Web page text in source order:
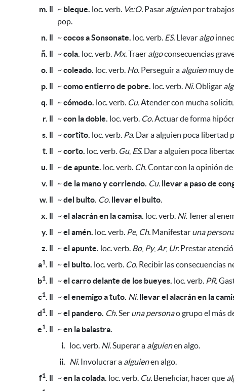
m. ǁ ~ bleque. loc. verb. Ve:O. Pasar alguienpor
pop.
n. ǁ ~cocos a Sonsonate. loc. verb. ES. Llevar algo
ñ. ǁ ~cola. loc. verb. Mx.Traer algoconsecuencias
o. ǁ ~coleado. loc. verb. Ho. Perseguir a alguienmuy de
p. ǁ ~como entierro de pobre. loc. verb. Ni.Obligar
q. ǁ ~cómodo. loc. verb. Cu.Atender con mucha
r. ǁ ~con la doble. loc. verb. Co.Actuar de forma
s. ǁ ~cortito. loc. verb. Pa. Dar a alguien poca libertad
t. ǁ ~corto. loc. verb. Gu, ES. Dar a alguien poca
u. ǁ ~de apunte. loc. verb. Ch.Contar con la opinión
v. ǁ ~de la mano y corriendo. Cu. llevar a paso de
w. ǁ ~del bulto. Co. llevar el bulto.
x. ǁ ~el alacrán en la camisa. loc. verb. Ni.Tener al
y. ǁ ~el amén. loc. verb. Pe, Ch. Manifestar una
z. ǁ ~el apunte. loc. verb. Bo, Py, Ar, Ur. Prestar
a1. ǁ ~el bulto. loc. verb. Co. Recibir las consecuencias
b1. ǁ ~el carro delante de los bueyes. loc. verb. PR.
c1. ǁ ~el enemigo a tuto. Ni. llevar el alacrán en la
d1. ǁ ~el pandero. Ch.Ser una personao grupo el más
e1. ǁ ~en la balastra.
i. loc. verb. Ni.Superar a alguienen algo.
ii. Ni. Involucrar a alguienen algo.
f1. ǁ ~en la colada. loc. verb. Cu. Beneficiar, hacer que